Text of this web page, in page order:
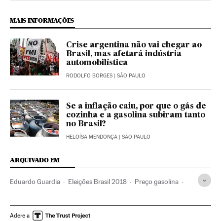
MAIS INFORMAÇÕES
Crise argentina não vai chegar ao
Brasil, mas afetará indústria
automobilística
RODOLFO BORGES | SÃO PAULO
Se a inflação caiu, por que o gás de
cozinha e a gasolina subiram tanto
no Brasil?
HELOÍSA MENDONÇA | SÃO PAULO
ARQUIVADO EM
Eduardo Guardia Eleições Brasil 2018 Preço gasolina
Crises políticas Petrobras
Adere a